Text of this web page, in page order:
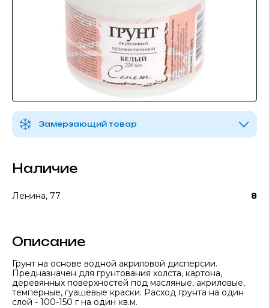
Замерзающий товар
Наличие
Ленина, 77 8
Описание
Грунт на основе водной акриловой дисперсии.
Предназначен для грунтования холста, картона,
деревянных поверхностей под масляные, акриловые,
темперные, гуашевые краски. Расход грунта на один
слой - 100-150 г на один кв.м.